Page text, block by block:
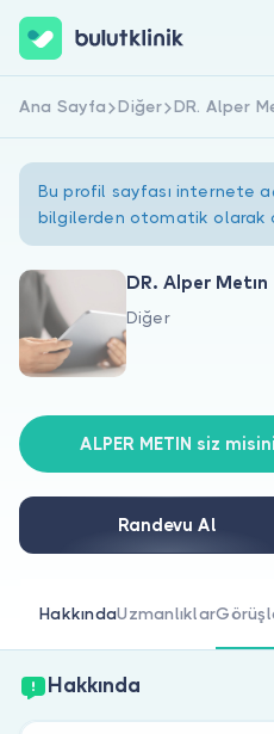
Hakkımızda
Doktorlar için
Doktor
Hemen Kaydol
Ana Sayfa Diğer DR. Alper
Bu profil sayfası internete
bilgilerden otomatik olarak
DR. Alper Metın
Diğer
ALPER METIN siz
Randevu Al
HakkındaUzmanlıklar
Hakkında